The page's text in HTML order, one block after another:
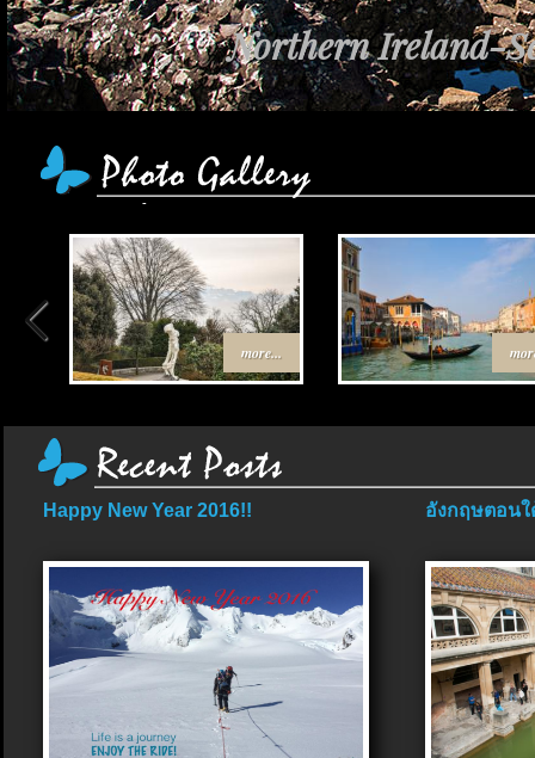
Northern Ireland-
more...
Happy New Year 2016!! อังกฤษตอนใ